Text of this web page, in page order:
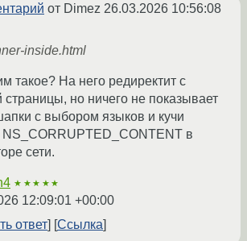
от Dimez 26.03.2026 10:56:08
inside.html
такое? На него редиректит с
страницы, но ничего не показывает
с выбором языков и кучи
в
сети.
★★★★★
12:09:01 +00:00
ответ
Ссылка